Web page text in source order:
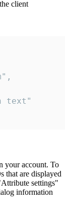
client
text"
your account. To
that are displayed
settings"
information